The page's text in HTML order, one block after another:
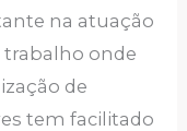
na atuação
trabalho onde
de
tem facilitado